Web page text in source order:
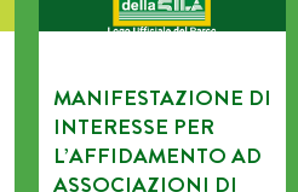
MANIFESTAZIONE DI
INTERESSE PER
L’AFFIDAMENTO AD
ASSOCIAZIONI DI